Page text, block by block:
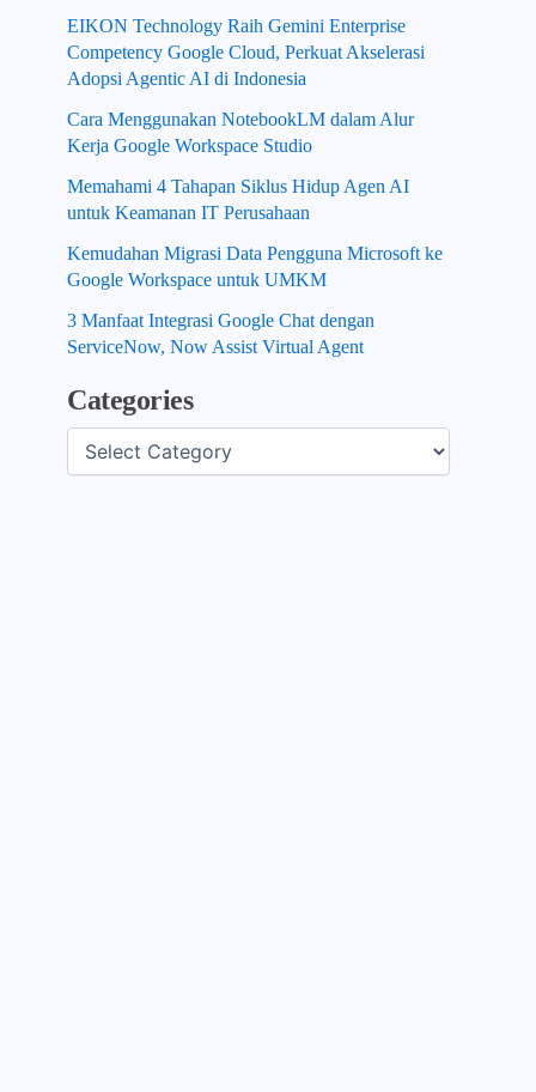
EIKON Technology Raih Gemini Enterprise
Competency Google Cloud, Perkuat Akselerasi
Adopsi Agentic AI di Indonesia
Cara Menggunakan NotebookLM dalam Alur
Kerja Google Workspace Studio
Memahami 4 Tahapan Siklus Hidup Agen AI
untuk Keamanan IT Perusahaan
Kemudahan Migrasi Data Pengguna Microsoft ke
Google Workspace untuk UMKM
3 Manfaat Integrasi Google Chat dengan
ServiceNow, Now Assist Virtual Agent
Categories